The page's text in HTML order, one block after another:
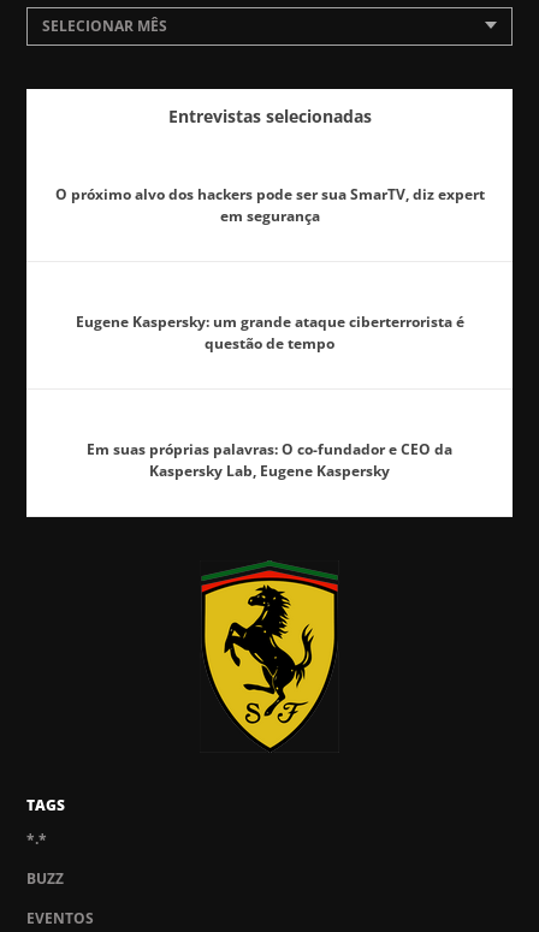
SELECIONAR MÊS
Entrevistas selecionadas
O próximo alvo dos hackers pode ser sua SmarTV, diz expert
em segurança
Eugene Kaspersky: um grande ataque ciberterrorista é
questão de tempo
Em suas próprias palavras: O co-fundador e CEO da
Kaspersky Lab, Eugene Kaspersky
TAGS
*.*
BUZZ
EVENTOS